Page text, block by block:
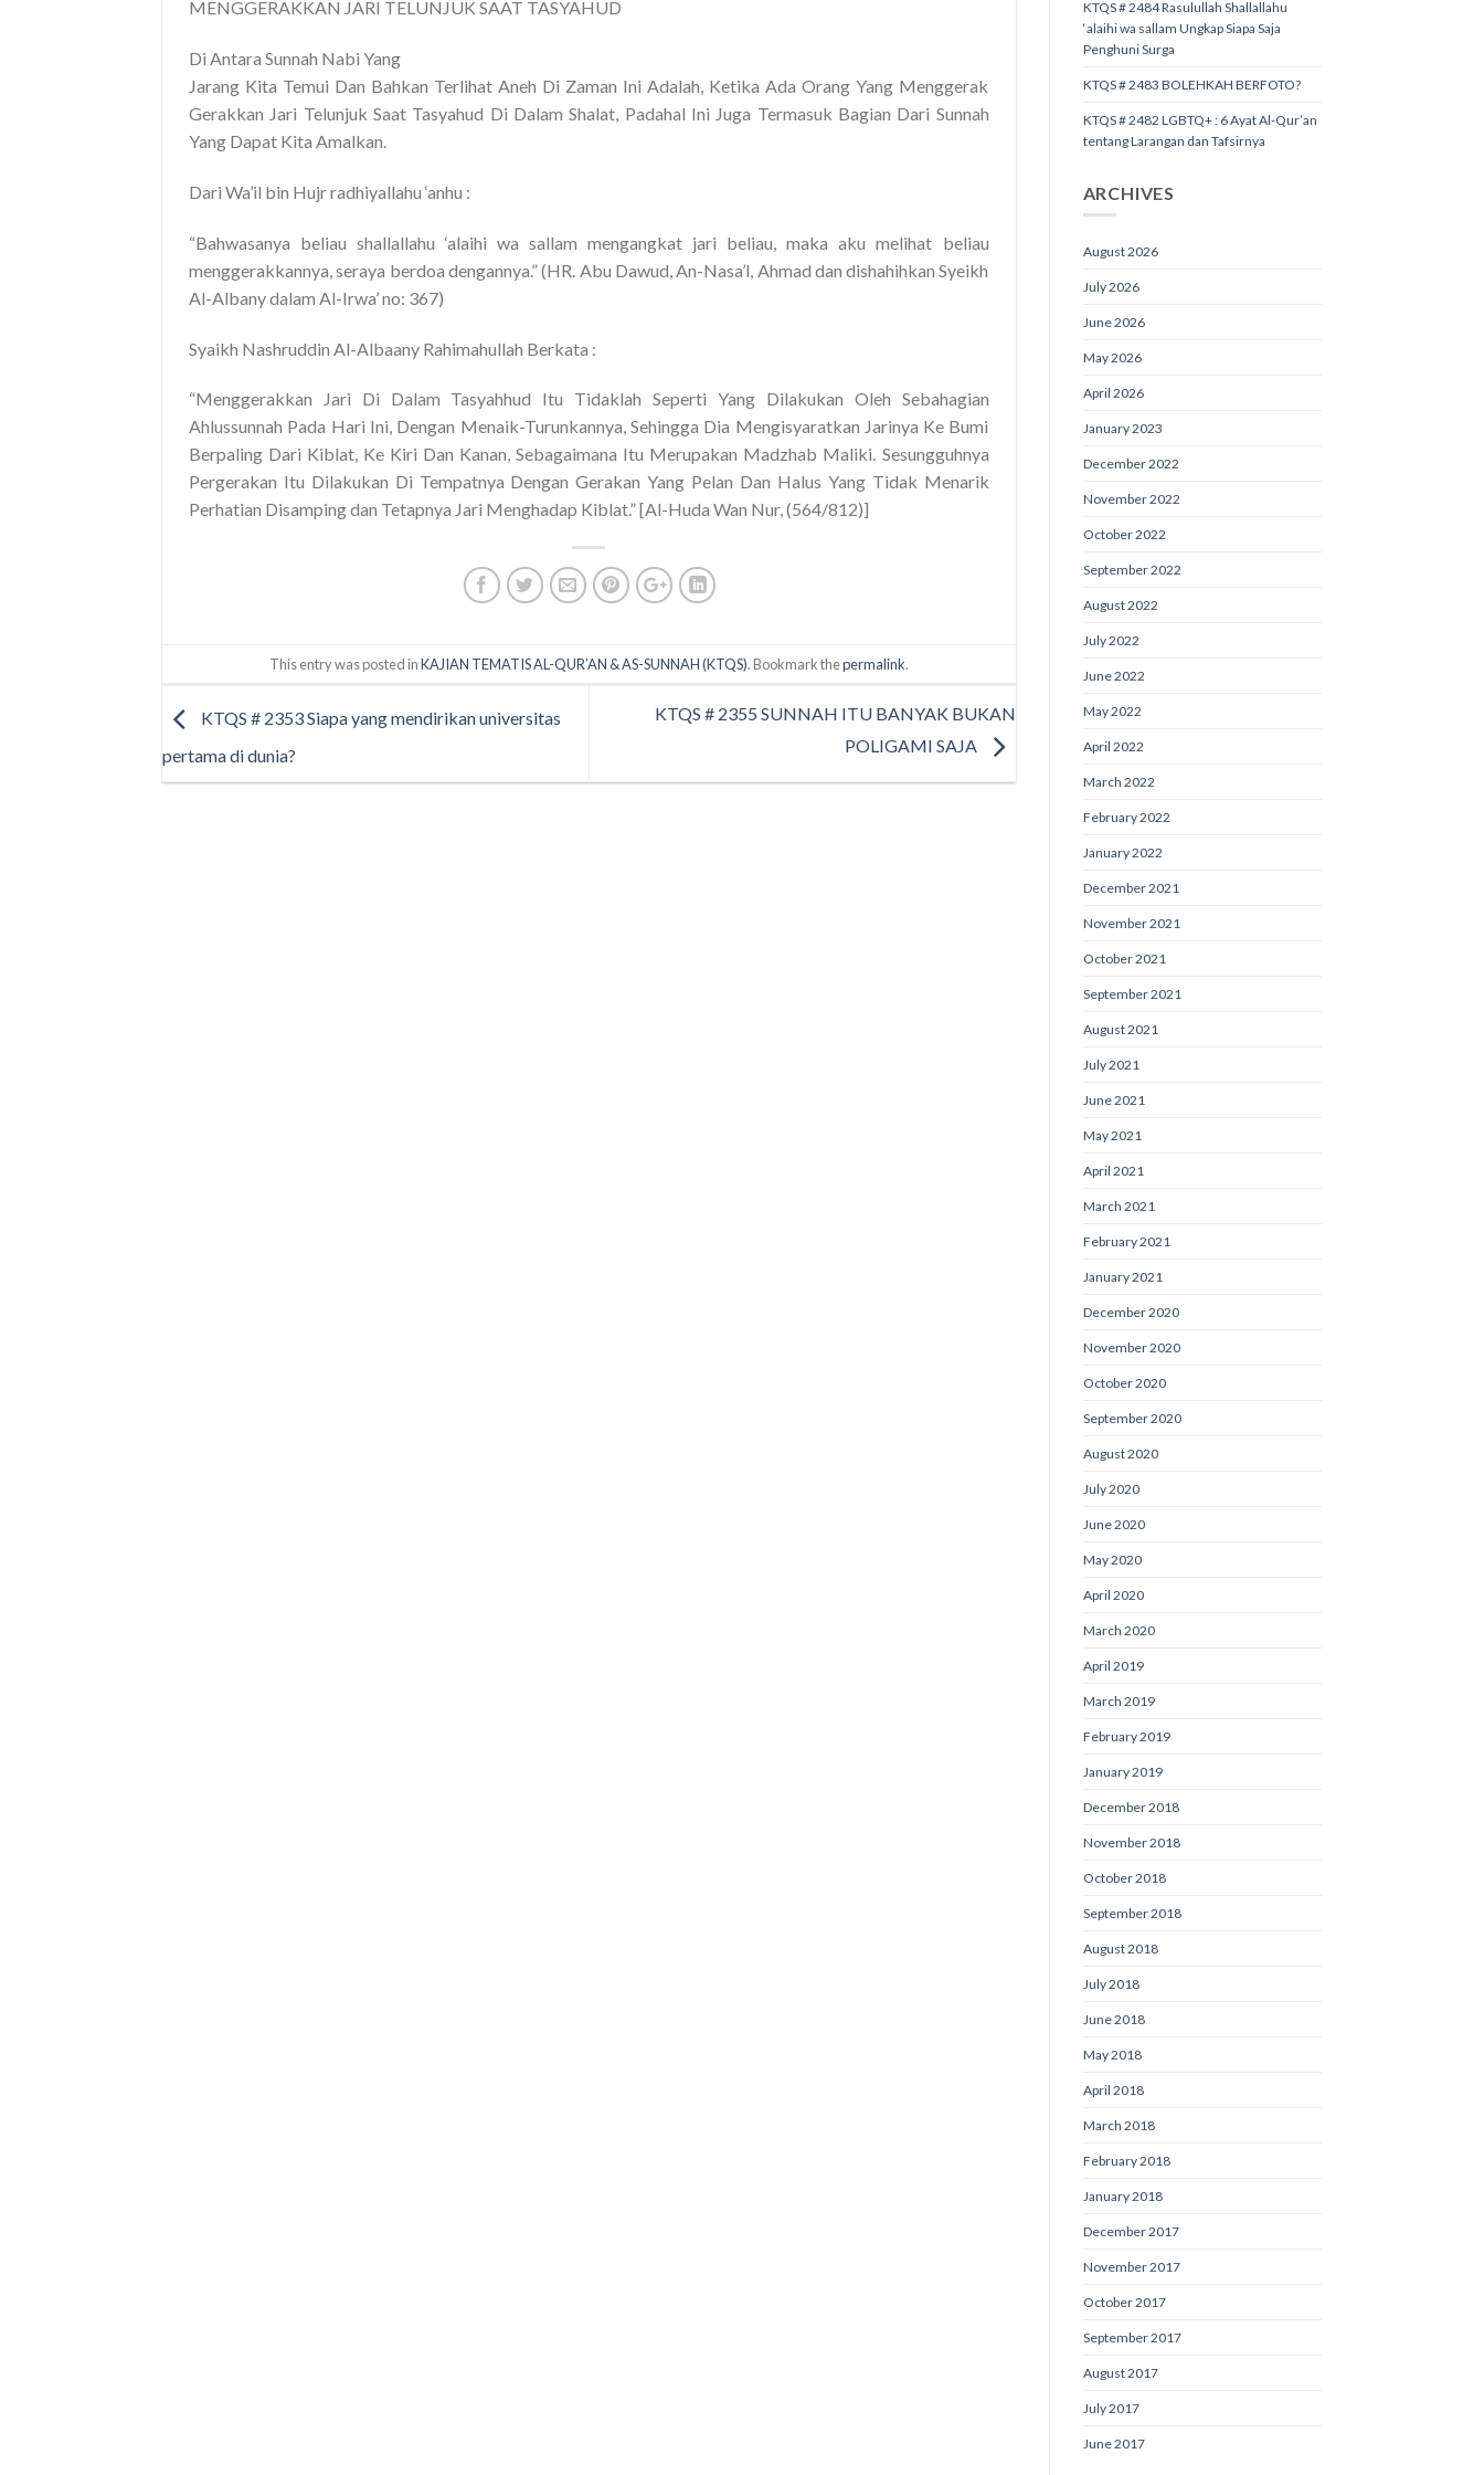
MENGGERAKKAN JARI TELUNJUK SAAT TASYAHUD
Di Antara Sunnah Nabi Yang
Jarang Kita Temui Dan Bahkan Terlihat Aneh Di Zaman Ini Adalah, Ketika Ada Orang Yang Menggerak
Gerakkan Jari Telunjuk Saat Tasyahud Di Dalam Shalat, Padahal Ini Juga Termasuk Bagian Dari Sunnah
Yang Dapat Kita Amalkan.
Dari Wa’il bin Hujr radhiyallahu ‘anhu :
“Bahwasanya beliau shallallahu ‘alaihi wa sallam mengangkat jari beliau, maka aku melihat beliau
menggerakkannya, seraya berdoa dengannya.” (HR. Abu Dawud, An-Nasa’l, Ahmad dan dishahihkan Syeikh
Al-Albany dalam Al-Irwa’ no: 367)
Syaikh Nashruddin Al-Albaany Rahimahullah Berkata :
“Menggerakkan Jari Di Dalam Tasyahhud Itu Tidaklah Seperti Yang Dilakukan Oleh Sebahagian
Ahlussunnah Pada Hari Ini, Dengan Menaik-Turunkannya, Sehingga Dia Mengisyaratkan Jarinya Ke Bumi
Berpaling Dari Kiblat, Ke Kiri Dan Kanan, Sebagaimana Itu Merupakan Madzhab Maliki. Sesungguhnya
Pergerakan Itu Dilakukan Di Tempatnya Dengan Gerakan Yang Pelan Dan Halus Yang Tidak Menarik
Perhatian Disamping dan Tetapnya Jari Menghadap Kiblat.” [Al-Huda Wan Nur, (564/812)]
This entry was posted inKAJIAN TEMATIS AL-QUR’AN & AS-SUNNAH (KTQS). Bookmark thepermalink.
KTQS # 2353 Siapa yang mendirikan universitas
pertama di dunia?
KTQS # 2355 SUNNAH ITU BANYAK BUKAN
POLIGAMI SAJA
KTQS # 2484 Rasulullah Shallallahu
‘alaihi wa sallam Ungkap Siapa Saja
Penghuni Surga
KTQS # 2483 BOLEHKAH BERFOTO?
KTQS # 2482 LGBTQ+ : 6 Ayat Al-Qur’an
tentang Larangan dan Tafsirnya
ARCHIVES
August 2026
July 2026
June 2026
May 2026
April 2026
January 2023
December 2022
November 2022
October 2022
September 2022
August 2022
July 2022
June 2022
May 2022
April 2022
March 2022
February 2022
January 2022
December 2021
November 2021
October 2021
September 2021
August 2021
July 2021
June 2021
May 2021
April 2021
March 2021
February 2021
January 2021
December 2020
November 2020
October 2020
September 2020
August 2020
July 2020
June 2020
May 2020
April 2020
March 2020
April 2019
March 2019
February 2019
January 2019
December 2018
November 2018
October 2018
September 2018
August 2018
July 2018
June 2018
May 2018
April 2018
March 2018
February 2018
January 2018
December 2017
November 2017
October 2017
September 2017
August 2017
July 2017
June 2017